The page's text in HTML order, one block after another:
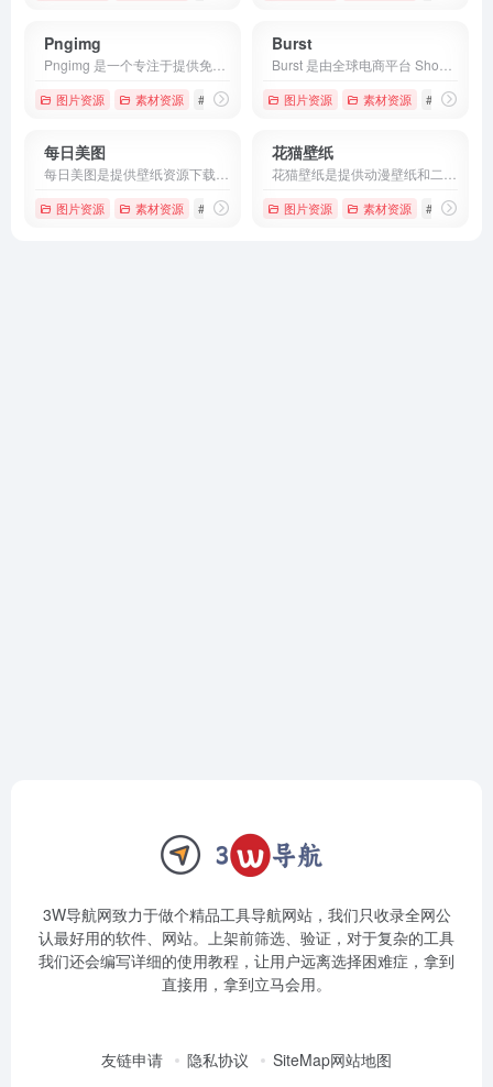
Pngimg
图片资源 素材资源 # Pngimg # 素材图片 # 素材资源
Burst
图片资源 素材资源 # Burst
每日美图
图片资源 素材资源 # 手机壁纸 # 桌面壁纸 # 每日美图
花猫壁纸
图片资源 素材资源 # 动漫壁纸
3W导航网致力于做个精品工具导航网站，我们只收录全网公
认最好用的软件、网站。上架前筛选、验证，对于复杂的工具
我们还会编写详细的使用教程，让用户远离选择困难症，拿到
直接用，拿到立马会用。
友链申请 隐私协议 SiteMap网站地图